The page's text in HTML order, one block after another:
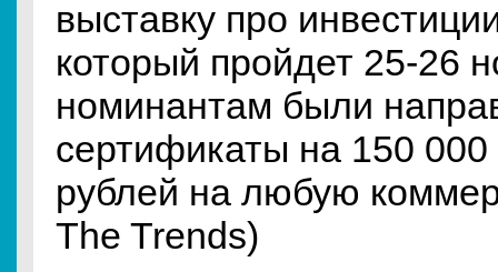
выставку про
который пройдет 25-26
номинантам были
сертификаты на 150
рублей на любую
The Trends)